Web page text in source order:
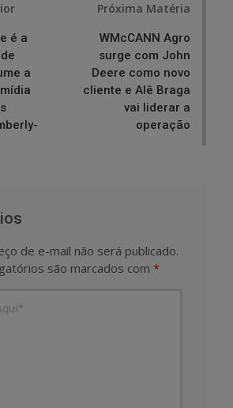
é a
a
Próxima Matéria
WMcCANN Agro
surge com John
Deere como novo
cliente e Alê Braga
vai liderar a
operação
de e-mail não será publicado.
são marcados com *